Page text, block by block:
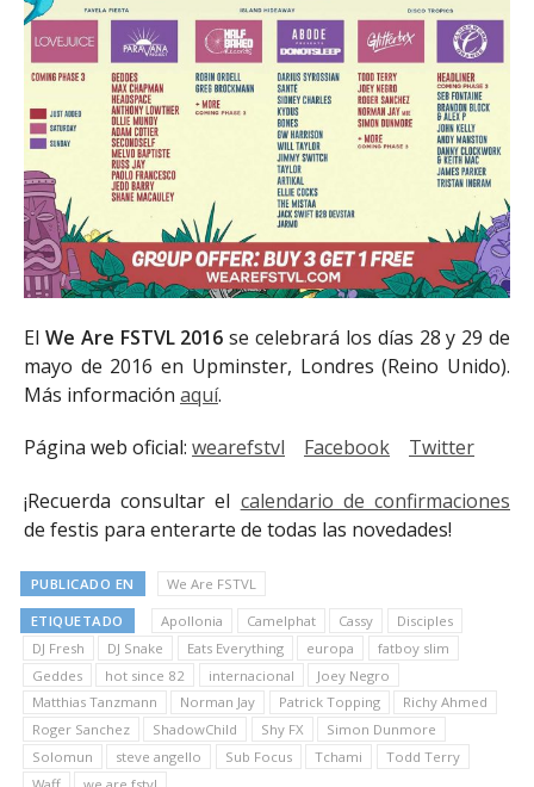
El We Are FSTVL2016 se celebrará los días 28 y 29 de
mayo de 2016 en Upminster, Londres (Reino Unido).
Más información aquí.
Página web oficial: wearefstvl Facebook Twitter
¡Recuerda consultar el calendario de confirmaciones
de festis para enterarte de todas las novedades!
PUBLICADO EN We Are FSTVL
ETIQUETADO Apollonia Camelphat Cassy
Disciples
DJ Fresh
DJ Snake Eats Everything europa
fatboy slim
Geddes
hot since 82 internacional
Joey Negro
Matthias Tanzmann
Norman Jay Patrick Topping
Richy Ahmed
Roger Sanchez
ShadowChild Shy FX
Simon Dunmore
Solomun
steve angello Sub Focus Tchami
Todd Terry